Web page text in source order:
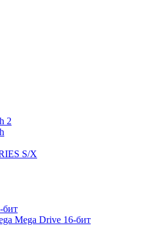
2
S/X
бит
Mega Drive 16-бит